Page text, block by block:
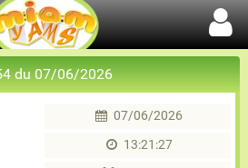
du 07/06/2026
07/06/2026
13:21:27